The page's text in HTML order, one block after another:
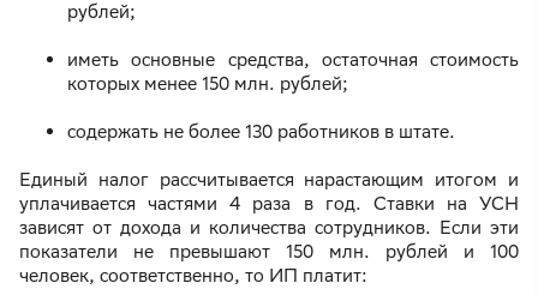
рублей;
иметь основные средства, остаточная стоимость
которых менее 150 млн. рублей;
содержать не более 130 работников в штате.
Единый налог рассчитывается нарастающим итогом и
уплачивается частями 4 раза в год. Ставки на УСН
зависят от дохода и количества сотрудников. Если эти
показатели не превышают 150 млн. рублей и 100
человек, соответственно, то ИП платит: